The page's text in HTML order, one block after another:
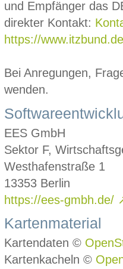
und Empfänger das
direkter Kontakt:
https://
Bei Anregungen,
wenden.
EES GmbH
Sektor F,
Westhafenstraße 1
13353 Berlin
https://ees-gmbh.de/
Kartenmaterial
Kartendaten ©
Kartenkacheln ©